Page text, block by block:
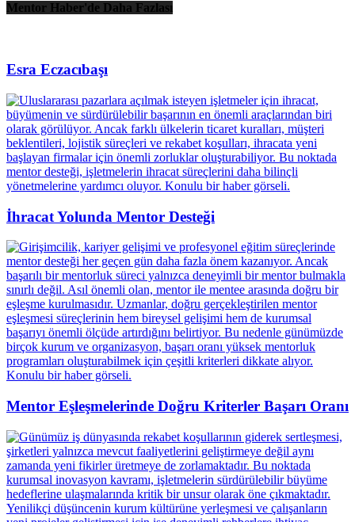
Mentor Haber'de Daha Fazlası
Esra Eczacıbaşı
İhracat Yolunda Mentor Desteği
Mentor Eşleşmelerinde Doğru Kriterler Başarı Oranı